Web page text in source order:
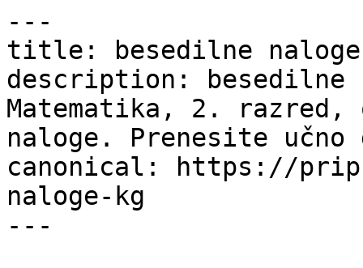
---
title: besedilne
description:
Matematika, 2. razred,
naloge. Prenesite
canonical: https://
naloge-kg
---